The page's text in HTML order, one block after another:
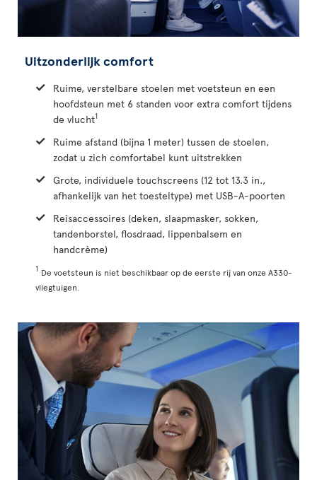
Uitzonderlijk comfort
Ruime, verstelbare stoelen met voetsteun en een
hoofdsteun met 6 standen voor extra comfort tijdens
de vlucht1
Ruime afstand (bijna 1 meter) tussen de stoelen,
zodat u zich comfortabel kunt uitstrekken
Grote, individuele touchscreens (12 tot 13.3 in.,
afhankelijk van het toesteltype) met USB-A-poorten
Reisaccessoires (deken, slaapmasker, sokken,
tandenborstel, flosdraad, lippenbalsem en
handcrème)
1 De voetsteun is niet beschikbaar op de eerste rij van onze A330-
vliegtuigen.